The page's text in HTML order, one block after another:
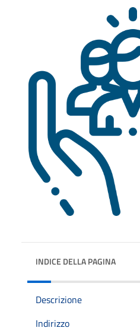
INDICE DELLA PAGINA
Descrizione
Indirizzo